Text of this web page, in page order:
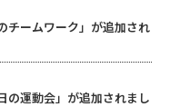
チームワーク」が追加され
の運動会」が追加されまし